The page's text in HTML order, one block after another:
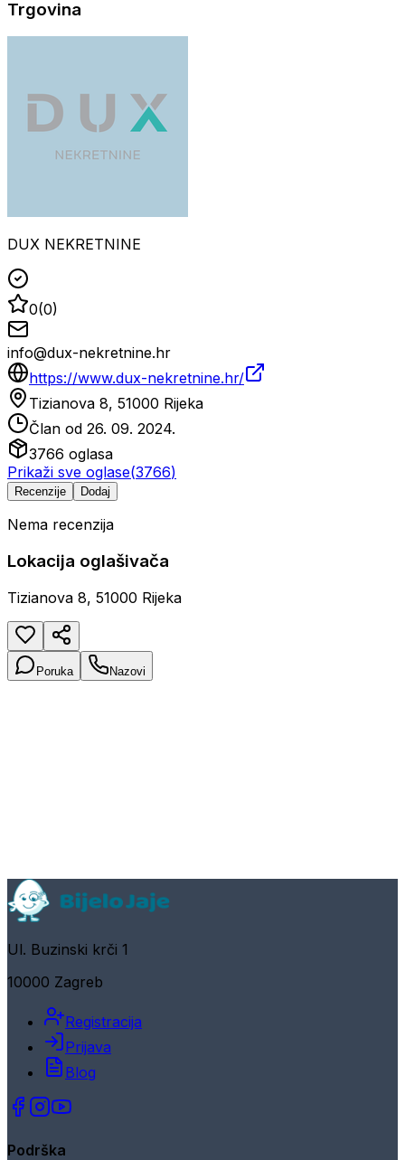
Trgovina
DUX NEKRETNINE
0(0)
info@dux-nekretnine.hr
https://www.dux-nekretnine.hr/
Tizianova 8, 51000 Rijeka
Član od 26. 09. 2024.
3766 oglasa
Prikaži sve oglase(3766)
Recenzije Dodaj
Nema recenzija
Lokacija oglašivača
Tizianova 8, 51000 Rijeka
Poruka Nazovi
Ul. Buzinski krči 1
10000 Zagreb
Registracija
Prijava
Blog
Podrška